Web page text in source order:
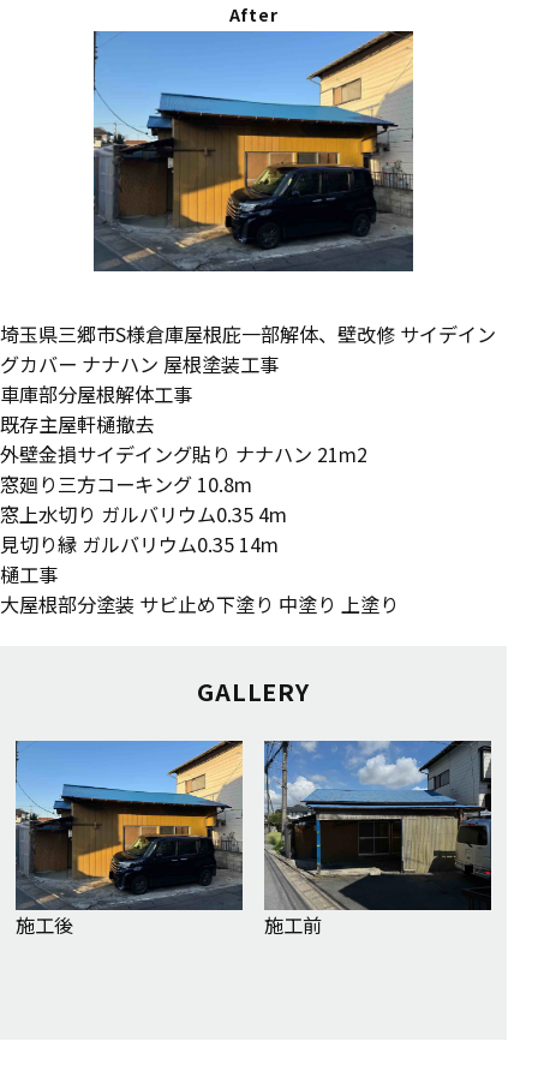
After
埼玉県三郷市S様倉庫屋根庇一部解体、壁改修 サイデイン
グカバー ナナハン 屋根塗装工事
車庫部分屋根解体工事
既存主屋軒樋撤去
外壁金損サイデイング貼り ナナハン 21m2
窓廻り三方コーキング 10.8m
窓上水切り ガルバリウム0.35 4m
見切り縁 ガルバリウム0.35 14m
樋工事
大屋根部分塗装 サビ止め下塗り 中塗り 上塗り
GALLERY
施工後 施工前